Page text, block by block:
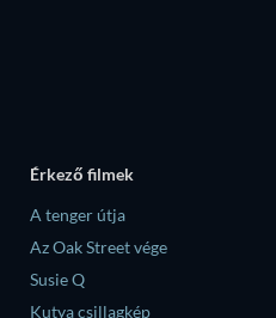
Érkező filmek
A tenger útja
Az Oak Street vége
Susie Q
Kutya csillagkép